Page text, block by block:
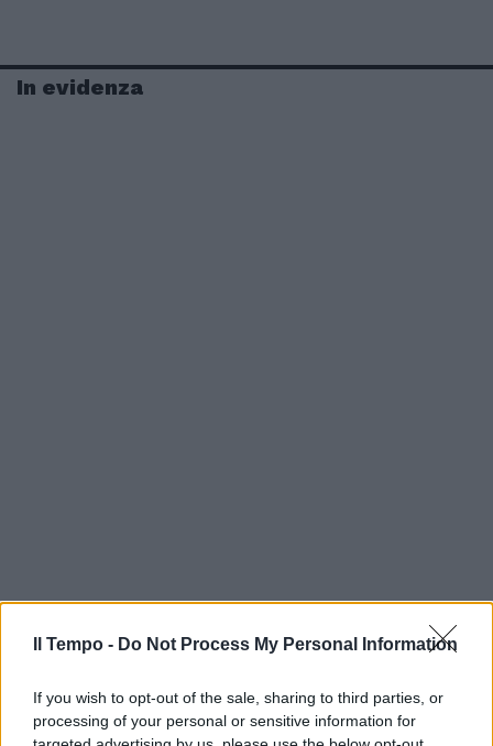
Il Tempo - Do Not Process My Personal Information
If you wish to opt-out of the sale, sharing to third parties, or
processing of your personal or sensitive information for
In evidenza